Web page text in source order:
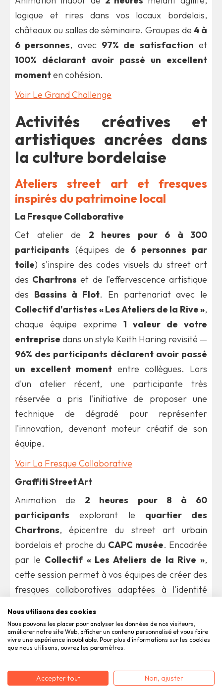
logique et rires dans vos locaux bordelais,
châteaux ou salles de séminaire. Groupes de 4 à
6 personnes, avec 97% de satisfaction et
100% déclarant avoir passé un excellent
momenten cohésion.
Voir Le Grand Challenge
Activités créatives et
artistiques ancrées dans
la culture bordelaise
Ateliers street art et fresques
inspirés du patrimoine local
La Fresque Collaborative
Cet atelier de 2 heures pour 6 à 300
participants (équipes de 6 personnes par
toile) s'inspire des codes visuels du street art
des Chartrons et de l'effervescence artistique
des Bassins à Flot. En partenariat avec le
Collectif d'artistes « Les Ateliers de la Rive »,
chaque équipe exprime 1 valeur de votre
entreprise dans un style Keith Haring revisité —
96% des participants déclarent avoir passé
un excellent moment entre collègues. Lors
d'un atelier récent, une participante très
réservée a pris l'initiative de proposer une
technique de dégradé pour représenter
l'innovation, devenant moteur créatif de son
équipe.
Voir La Fresque Collaborative
Graffiti Street Art
Animation de 2 heures pour 8 à 60
participants explorant le quartier des
Chartrons, épicentre du street art urbain
bordelais et proche du CAPC musée. Encadrée
par le Collectif « Les Ateliers de la Rive »,
cette session permet à vos équipes de créer des
fresques collaboratives adaptées à l'identité
soulignent le caractère immersif de l'expérience
artistique ancrée dans le patrimoine local.
l'expression collective
Nous utilisons des cookies
Nous pouvons les placer pour analyser les données de nos visiteurs,
améliorer notre site Web, afficher un contenu personnalisé et vous faire
vivre une expérience inoubliable. Pour plus d'informations sur les cookies
que nous utilisons, ouvrez les paramètres.
Accepter tout Non, ajuster